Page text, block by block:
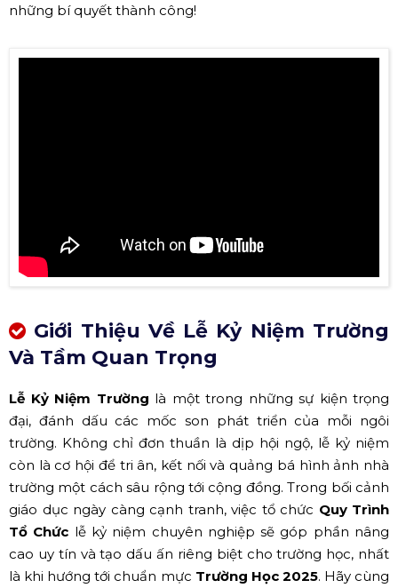
những bí quyết thành công!
Giới Thiệu Về Lễ Kỷ Niệm Trường
Và Tầm Quan Trọng
Lễ Kỷ Niệm Trường là một trong những sự kiện trọng
đại, đánh dấu các mốc son phát triển của mỗi ngôi
trường. Không chỉ đơn thuần là dịp hội ngộ, lễ kỷ niệm
còn là cơ hội để tri ân, kết nối và quảng bá hình ảnh nhà
trường một cách sâu rộng tới cộng đồng. Trong bối cảnh
giáo dục ngày càng cạnh tranh, việc tổ chức Quy Trình
Tổ Chức lễ kỷ niệm chuyên nghiệp sẽ góp phần nâng
cao uy tín và tạo dấu ấn riêng biệt cho trường học, nhất
là khi hướng tới chuẩn mực Trường Học 2025. Hãy cùng